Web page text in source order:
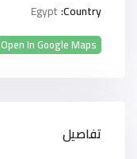
Country:
Egypt
Open In Google Maps
تفاصيل